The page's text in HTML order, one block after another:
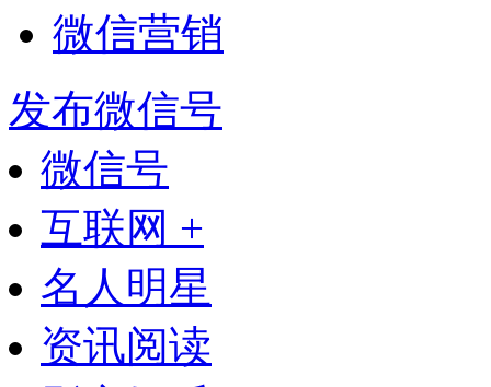
微信营销
发布微信号
微信号
互联网 +
名人明星
资讯阅读